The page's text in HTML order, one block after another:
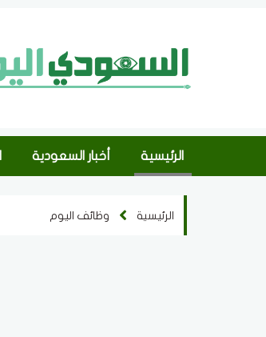
الرئيسية أخبار السعودية
الرئيسية وظائف اليوم